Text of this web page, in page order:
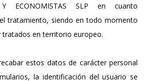
Y ECONOMISTAS SLP en cuanto
tratamiento, siendo en todo momento
tratados en territorio europeo.
estos datos de carácter personal
la identificación del usuario se